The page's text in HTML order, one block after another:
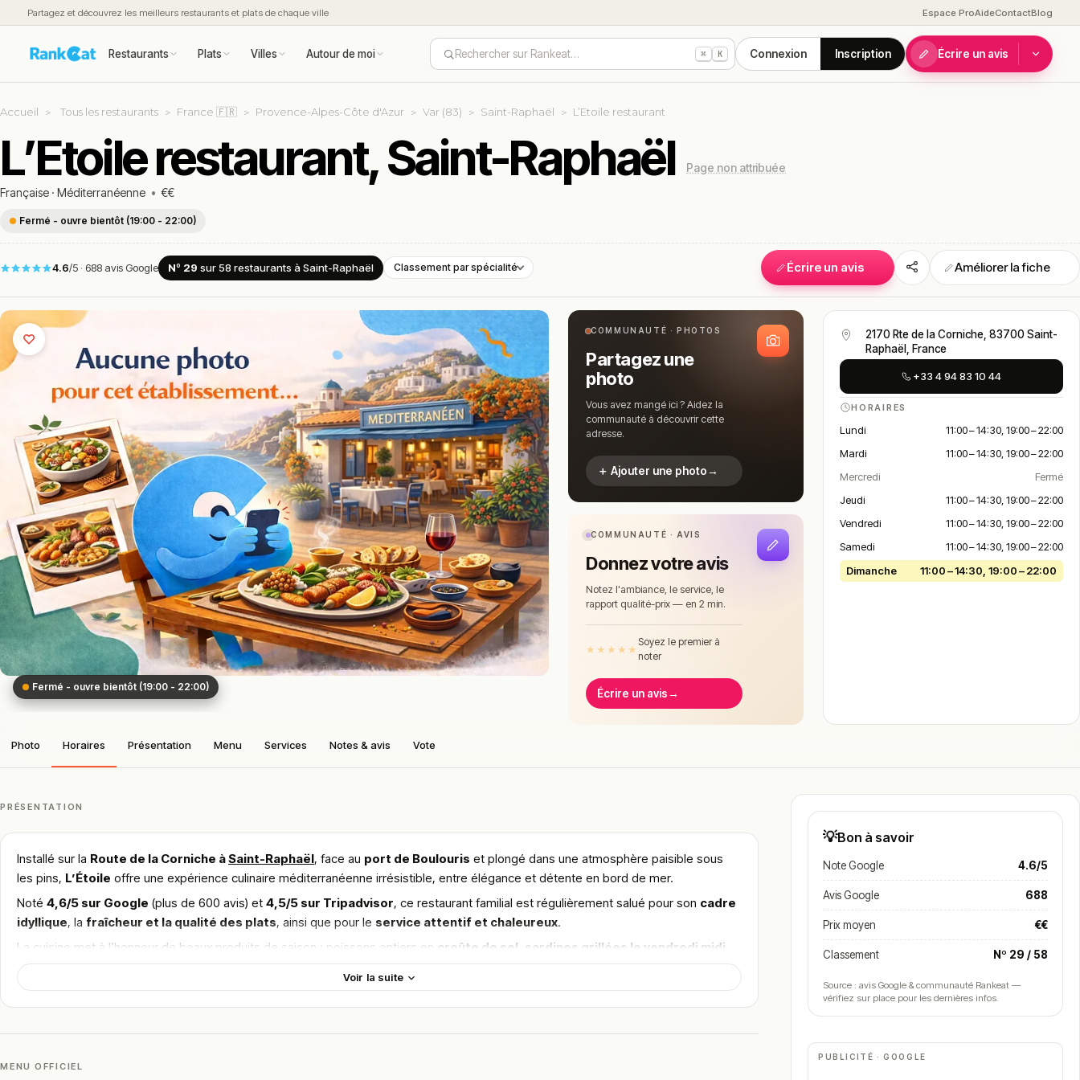
Partagez et découvrez les meilleurs restaurants et plats de chaque ville Espace ProAideContactBlog
Restaurants Plats Villes Autour de moi Rechercher sur Rankeat… ⌘ K Connexion Inscription Écrire un avis
Accueil Tous les restaurants France 🇫🇷 Provence-Alpes-Côte d'Azur Var (83) Saint-Raphaël L’Etoile restaurant
L’Etoile restaurant, Saint-Raphaël
Page non attribuée
Française · Méditerranéenne • €€
Fermé - ouvre bientôt (19:00 - 22:00)
4.6/5 · 688 avis Google Nº 29 sur 58 restaurants à Saint-Raphaël Classement par spécialité Écrire un avis Améliorer la fiche
Fermé - ouvre bientôt (19:00 - 22:00)
COMMUNAUTÉ · PHOTOS
Partagez une
photo
Vous avez mangé ici ? Aidez la
communauté à découvrir cette
adresse.
＋ Ajouter une photo→
COMMUNAUTÉ · AVIS
Donnez votre avis
Notez l'ambiance, le service, le
rapport qualité-prix — en 2 min.
★ ★ ★ ★ ★
Soyez le premier à
noter
Écrire un avis→
2170 Rte de la Corniche, 83700 Saint-
Raphaël, France
+33 4 94 83 10 44
HORAIRES
Lundi
11:00 – 14:30, 19:00 – 22:00
Mardi
11:00 – 14:30, 19:00 – 22:00
Mercredi
Fermé
Jeudi
11:00 – 14:30, 19:00 – 22:00
Vendredi
11:00 – 14:30, 19:00 – 22:00
Samedi
11:00 – 14:30, 19:00 – 22:00
Dimanche
11:00 – 14:30, 19:00 – 22:00
Photo Horaires Présentation Menu Services Notes & avis Vote
PRÉSENTATION
Installé sur la Route de la Corniche àSaint-Raphaël, face au port de Boulouris et plongé dans une atmosphère paisible sous
les pins, L’Étoile offre une expérience culinaire méditerranéenne irrésistible, entre élégance et détente en bord de mer.
Noté 4,6/5 sur Google (plus de 600 avis) et 4,5/5 sur Tripadvisor, ce restaurant familial est régulièrement salué pour son cadre
idyllique, la fraîcheur et la qualité des plats, ainsi que pour le service attentif et chaleureux.
La cuisine met à l’honneur de beaux produits de saison : poissons entiers en croûte de sel sardines grillées le vendredi midi
aïoli le mardi, ainsi que des spécialités comme lerisotto aux Saint-Jacquesou leslinguines aux palourdes, dressés avec
finesse.
Unecuisine méditerranéenne soignée
Voir la suite
MENU OFFICIEL
💡Bon à savoir
Note Google 4.6/5
Avis Google 688
Prix moyen €€
Classement Nº 29 / 58
Source : avis Google & communauté Rankeat —
vérifiez sur place pour les dernières infos.
PUBLICITÉ · GOOGLE